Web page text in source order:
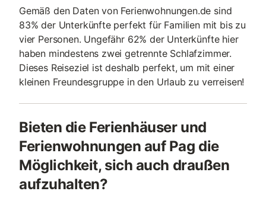
Gemäß den Daten von Ferienwohnungen.de sind
83% der Unterkünfte perfekt für Familien mit bis zu
vier Personen. Ungefähr 62% der Unterkünfte hier
haben mindestens zwei getrennte Schlafzimmer.
Dieses Reiseziel ist deshalb perfekt, um mit einer
kleinen Freundesgruppe in den Urlaub zu verreisen!
Bieten die Ferienhäuser und
Ferienwohnungen auf Pag die
Möglichkeit, sich auch draußen
aufzuhalten?